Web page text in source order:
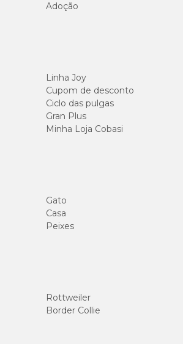
Adoção
Linha Joy
Cupom de desconto
Ciclo das pulgas
Gran Plus
Minha Loja Cobasi
Gato
Casa
Peixes
Rottweiler
Border Collie